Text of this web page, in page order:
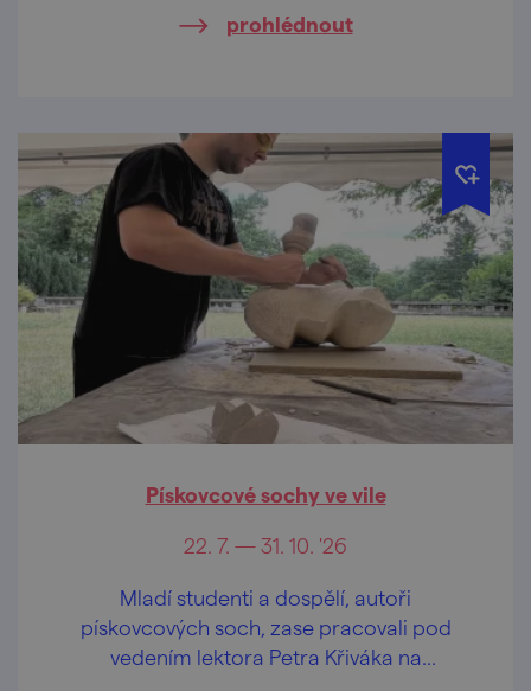
dědictví UNESCO.
prohlédnout
Pískovcové sochy ve vile
22. 7. — 31. 10. '26
Mladí studenti a dospělí, autoři
pískovcových soch, zase pracovali pod
vedením lektora Petra Křiváka na